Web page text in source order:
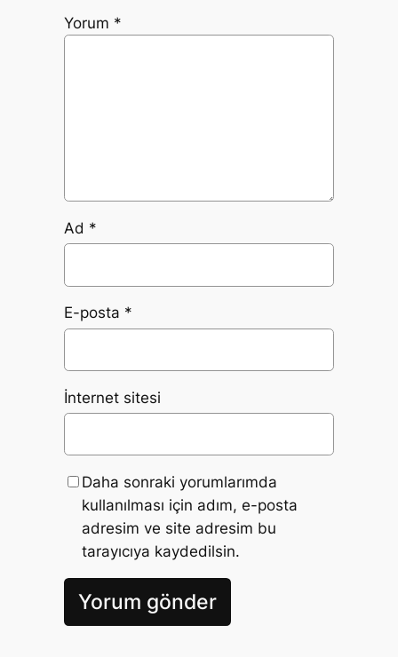
Yorum *
Ad *
E-posta *
İnternet sitesi
Daha sonraki yorumlarımda
kullanılması için adım, e-posta
adresim ve site adresim bu
tarayıcıya kaydedilsin.